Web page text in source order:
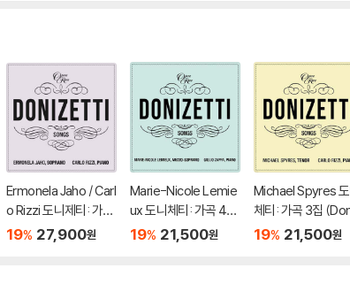
Ermonela Jaho / Carl
o Rizzi 도니제티: 가곡
5 & 6집 (Donizetti: S
19% 27,900원
Marie-Nicole Lemie
ux 도니체티: 가곡 4집
(Donizetti: Songs V
19% 21,500원
Michael Spyres
체티: 가곡 3집
etti: Songs Vol.3)
19% 21,500원